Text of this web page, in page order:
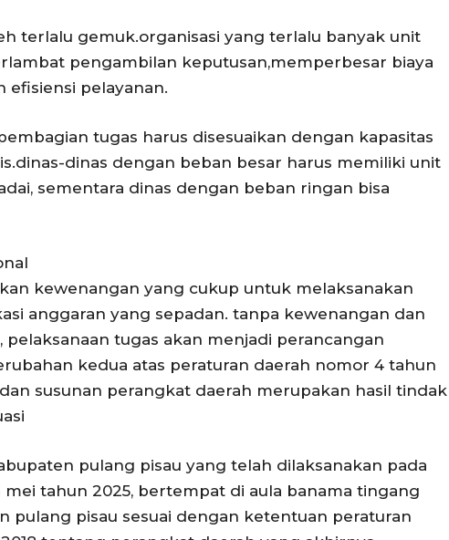
terlalu gemuk.organisasi yang terlalu banyak unit
pengambilan keputusan,memperbesar biaya
efisiensi pelayanan.
tugas harus disesuaikan dengan kapasitas
dinas dengan beban besar harus memiliki unit
sementara dinas dengan beban ringan bisa
kewenangan yang cukup untuk melaksanakan
anggaran yang sepadan. tanpa kewenangan dan
tugas akan menjadi perancangan
kedua atas peraturan daerah nomor 4 tahun
susunan perangkat daerah merupakan hasil tindak
pulang pisau yang telah dilaksanakan pada
mei tahun 2025, bertempat di aula banama tingang
pulang pisau sesuai dengan ketentuan peraturan